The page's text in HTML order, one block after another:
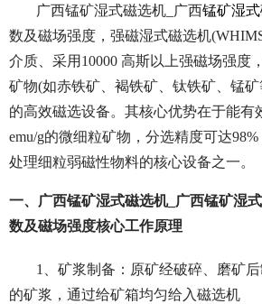
广西锰矿湿式磁选机_广西锰矿湿
数及磁场强度，强磁湿式磁选机
介质、采用10000 高斯以上强磁场强度
矿物(如赤铁矿、褐铁矿、钛铁矿、锰
的高效磁选设备。其核心优势在于能有
emu/g的微细粒矿物，分选精度可达
处理细粒弱磁性物料的核心设备之一。
一、广西锰矿湿式磁选机_广西锰矿湿
数及磁场强度核心工作原理
1、矿浆制备：原矿经破碎、磨矿
的矿浆，通过给矿箱均匀给入磁选机